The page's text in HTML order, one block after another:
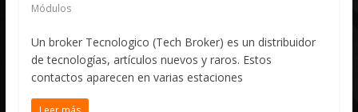
Módulos
Un broker Tecnologico (Tech Broker) es un distribuidor
de tecnologías, artículos nuevos y raros. Estos
contactos aparecen en varias estaciones